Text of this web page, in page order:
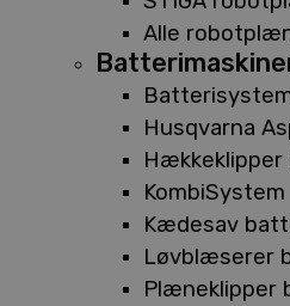
Alle
Husqvarna
KombiSystem
Kædesav
Løvblæserer
Plæneklipper